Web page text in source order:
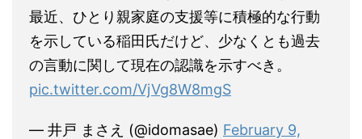
最近、ひとり親家庭の支援等に積極的な行動
を示している稲田氏だけど、少なくとも過去
の言動に関して現在の認識を示すべき。
pic.twitter.com/VjVg8W8mgS
— 井戸 まさえ (@idomasae) February 9,